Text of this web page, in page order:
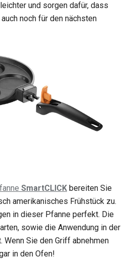
und sorgen dafür, dass
noch für den nächsten
SmartCLICK bereiten Sie
amerikanisches Frühstück zu.
in dieser Pfanne perfekt. Die
sowie die Anwendung in der
Wenn Sie den Griff abnehmen
in den Ofen!